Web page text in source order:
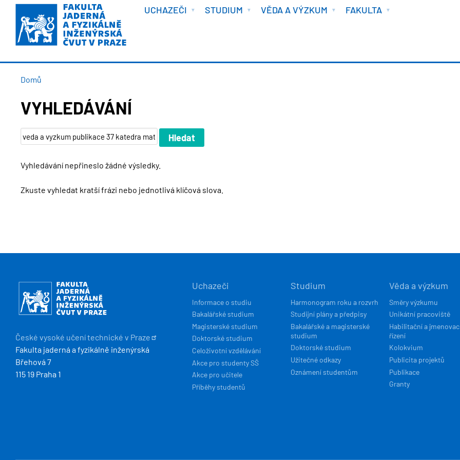
Přejít
hlavnímu
obsahu
VÍTEJTE
UCHAZEČI STUDIUM VĚDA A VÝZKUM FAKULTA
DROBEČKOVÁ
Domů
VYHLEDÁVÁNÍ
Vyhledávání nepřineslo žádné výsledky.
Zkuste vyhledat kratší frázi nebo jednotlivá klíčová slova.
HLAVNÍ
NAVIGACE
Uchazeči
Informace o studiu
Bakalářské studium
Magisterské studium
Doktorské studium
Celoživotní vzdělávání
Akce pro studenty SŠ
Akce pro učitele
Příběhy studentů
Studium
Harmonogram roku a rozvrh
Studijní plány a předpisy
Bakalářské a magisterské
studium
Doktorské studium
Užitečné odkazy
Oznámení studentům
Věda a výzkum
Směry výzkumu
Unikátní pracoviště
Habilitační a
řízení
Kolokvium
Publicita projektů
Publikace
Granty
Obrázek
České vysoké učení technické v Praze
Fakulta jaderná a fyzikálně inženýrská
Břehová 7
115 19 Praha 1